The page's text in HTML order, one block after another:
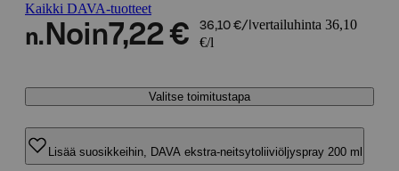
Kaikki DAVA-tuotteet
n. Noin7,22 € 36,10 €/l vertailuhinta 36,10
€/l
Valitse toimitustapa
Lisää suosikkeihin, DAVA ekstra-neitsytoliiviöljyspray 200 ml